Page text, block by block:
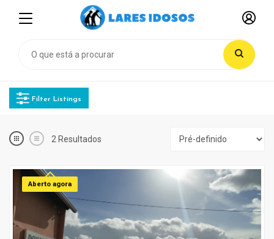
Filter Listings
2 Resultados
Aberto agora